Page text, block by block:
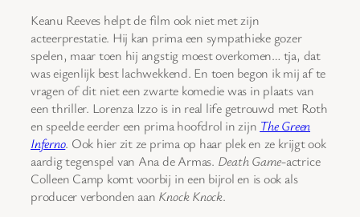
Keanu Reeves helpt de film ook niet met zijn
acteerprestatie. Hij kan prima een sympathieke gozer
spelen, maar toen hij angstig moest overkomen… tja, dat
was eigenlijk best lachwekkend. En toen begon ik mij af te
vragen of dit niet een zwarte komedie was in plaats van
een thriller. Lorenza Izzo is in real life getrouwd met Roth
en speelde eerder een prima hoofdrol in zijn The Green
Inferno. Ook hier zit ze prima op haar plek en ze krijgt ook
aardig tegenspel van Ana de Armas. Death Game-actrice
Colleen Camp komt voorbij in een bijrol en is ook als
producer verbonden aan Knock Knock.